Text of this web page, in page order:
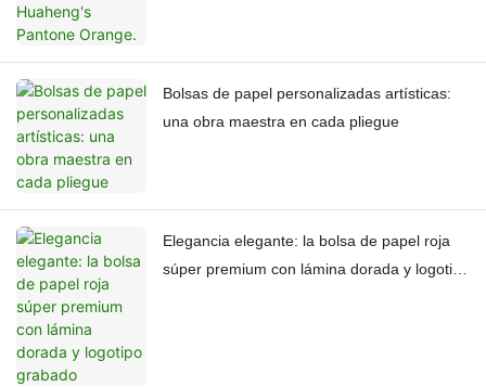
Bolsas de papel personalizadas artísticas:
una obra maestra en cada pliegue
Elegancia elegante: la bolsa de papel roja
súper premium con lámina dorada y logotipo